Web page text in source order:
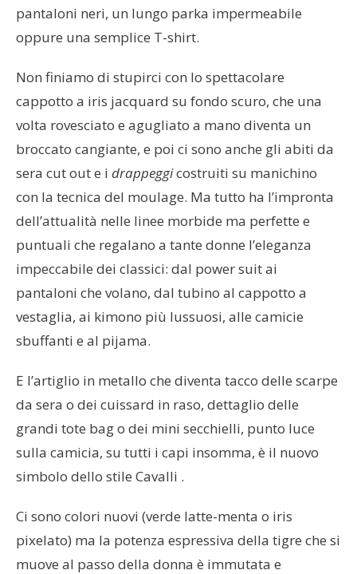
pantaloni neri, un lungo parka impermeabile
oppure una semplice T-shirt.
Non finiamo di stupirci con lo spettacolare
cappotto a iris jacquard su fondo scuro, che una
volta rovesciato e agugliato a mano diventa un
broccato cangiante, e poi ci sono anche gli abiti da
sera cut out e i drappeggicostruiti su manichino
con la tecnica del moulage. Ma tutto ha l’impronta
dell’attualità nelle linee morbide ma perfette e
puntuali che regalano a tante donne l’eleganza
impeccabile dei classici: dal power suit ai
pantaloni che volano, dal tubino al cappotto a
vestaglia, ai kimono più lussuosi, alle camicie
sbuffanti e al pijama.
E l’artiglio in metallo che diventa tacco delle scarpe
da sera o dei cuissard in raso, dettaglio delle
grandi tote bag o dei mini secchielli, punto luce
sulla camicia, su tutti i capi insomma, è il nuovo
simbolo dello stile Cavalli .
Ci sono colori nuovi (verde latte-menta o iris
pixelato) ma la potenza espressiva della tigre che si
muove al passo della donna è immutata e